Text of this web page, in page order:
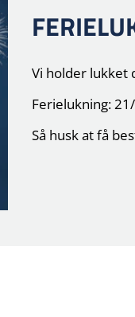
Vi holder lukket
Ferielukning:
Så husk at få